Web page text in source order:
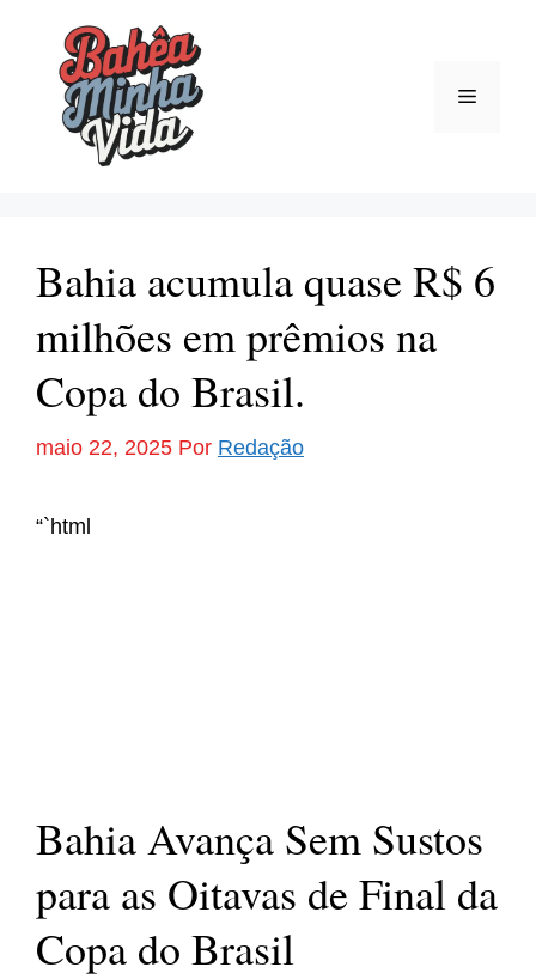
conteúdo
Menu
Bahia acumula quase R$ 6
milhões em prêmios na
Copa do Brasil.
maio 22, 2025 Por Redação
“`html
Bahia Avança Sem Sustos
para as Oitavas de Final da
Copa do Brasil